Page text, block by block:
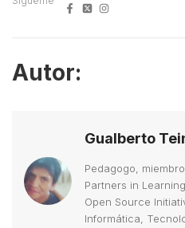
Autor:
Gualberto
Pedagogo,
Partners in
Open Source
Informática,